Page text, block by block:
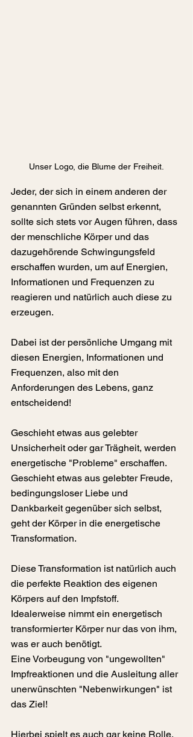
Unser Logo, die Blume der Freiheit.
Jeder, der sich in einem anderen der
genannten Gründen selbst erkennt,
sollte sich stets vor Augen führen, dass
der menschliche Körper und das
dazugehörende Schwingungsfeld
erschaffen wurden, um auf Energien,
Informationen und Frequenzen zu
reagieren und natürlich auch diese zu
erzeugen.
Dabei ist der persönliche Umgang mit
diesen Energien, Informationen und
Frequenzen, also mit den
Anforderungen des Lebens, ganz
entscheidend!
Geschieht etwas aus gelebter
Unsicherheit oder gar Trägheit, werden
energetische "Probleme" erschaffen.
Geschieht etwas aus gelebter Freude,
bedingungsloser Liebe und
Dankbarkeit gegenüber sich selbst,
geht der Körper in die energetische
Transformation.
Diese Transformation ist natürlich auch
die perfekte Reaktion des eigenen
Körpers auf den Impfstoff.
Idealerweise nimmt ein energetisch
transformierter Körper nur das von ihm,
was er auch benötigt.
Eine Vorbeugung von "ungewollten"
Impfreaktionen und die Ausleitung aller
unerwünschten "Nebenwirkungen" ist
das Ziel!
Hierbei spielt es auch gar keine Rolle,